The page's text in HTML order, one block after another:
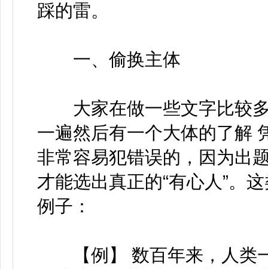
踩的雷。
一、偷换主体
大家在做一些文字比较多
一遍然后有一个大体的了解
非常容易犯错误的，因为出
才能选出真正的“有心人”。
例子：
【例】 数百年来，人类